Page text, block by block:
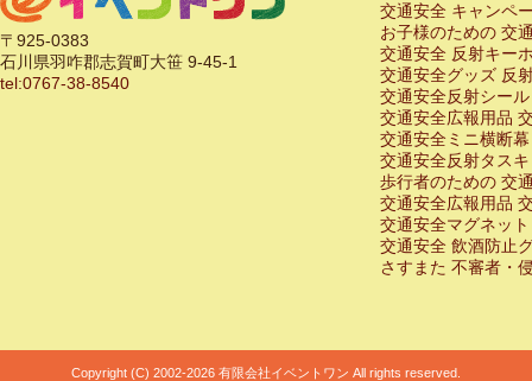
〒925-0383
石川県羽咋郡志賀町大笹 9-45-1
tel:0767-38-8540
交通安全 キャンペ
お子様のための 交
交通安全 反射キー
交通安全グッズ 反
交通安全反射シール
交通安全広報用品
交通安全ミニ横断
交通安全反射タスキ
歩行者のための 交
交通安全広報用品
交通安全マグネット
交通安全 飲酒防止
さすまた 不審者・
Copyright (C) 2002-2026 有限会社イベントワン All rights reserved.